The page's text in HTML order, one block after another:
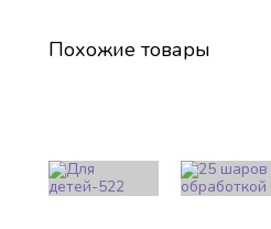
Похожие товары